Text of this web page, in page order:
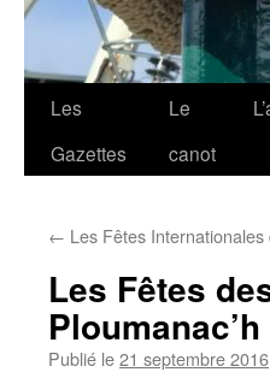
Les
Gazettes
Le
canot
← Les Fêtes
Les Fêtes
Ploumanac’h
Publié le21 septembre 2016